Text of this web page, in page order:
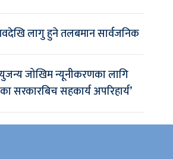
लागु हुने तलबमान सार्वजनिक
जोखिम न्यूनीकरणका लागि
सरकारबिच सहकार्य अपरिहार्य’